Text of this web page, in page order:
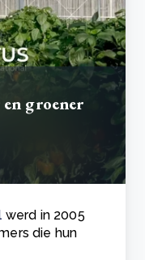
groener
werd in 2005
die hun